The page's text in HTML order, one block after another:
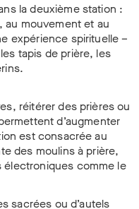
la deuxième station :
au mouvement et au
expérience spirituelle –
tapis de prière, les
réitérer des prières ou
d’augmenter
est consacrée au
des moulins à prière,
comme le
sacrées ou d’autels